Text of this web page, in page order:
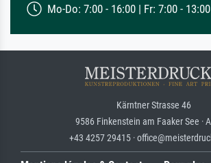
Mo-Do: 7:00 - 16:00 | Fr: 7:00 - 13:00
Kärntner Strasse 46
9586 Finkenstein am Faaker See ·
+43 4257 29415 ·